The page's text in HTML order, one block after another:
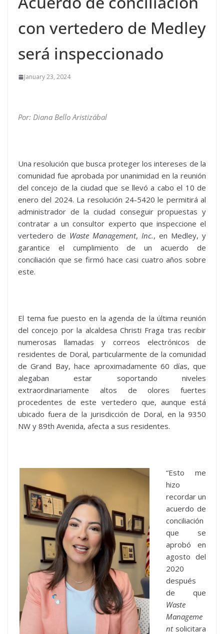
con vertedero de Medley
será inspeccionado
January 23, 2024
Por: Diana Bello Aristizábal
Una resolución que busca proteger los intereses de la
comunidad fue aprobada por unanimidad en la reunión
del concejo de la ciudad que se llevó a cabo el 10 de
enero del 2024. La resolución 24-5420 le permitirá al
administrador de la ciudad conseguir propuestas y
contratar a un consultor experto que inspeccione el
vertedero de Waste Management, Inc., en Medley, y
garantice el cumplimiento de un acuerdo de
conciliación que se firmó hace casi cuatro años sobre
este.
El tema fue puesto en la agenda de la última reunión
del concejo por la alcaldesa Christi Fraga tras recibir
numerosas llamadas y correos electrónicos de
residentes de Doral, particularmente de la comunidad
de Grand Bay, hace aproximadamente 60 días, que
alegaban estar soportando niveles
extraordinariamente altos de olores fuertes
procedentes de este vertedero que, aunque está
ubicado fuera de la jurisdicción de Doral, en la 9350
NW y 89th Avenida, afecta a sus residentes.
“Esto me
hizo
recordar un
acuerdo de
conciliación
que se
aprobó en
agosto del
2020
después
de que
Waste
Manageme
ntsolicitara